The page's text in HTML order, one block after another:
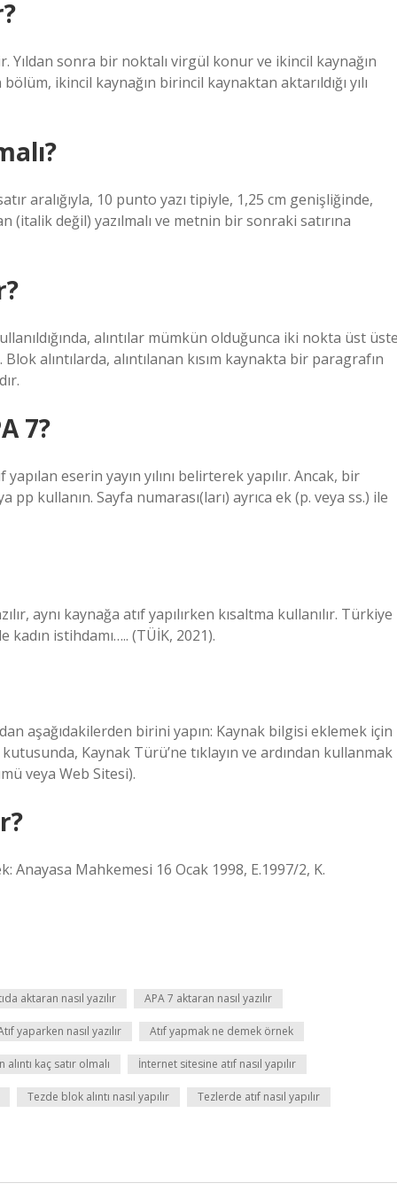
Yıldan sonra bir noktalı virgül konur ve ikincil kaynağın
ikincil kaynağın birincil kaynaktan aktarıldığı yılı
aralığıyla, 10 punto yazı tipiyle, 1,25 cm genişliğinde,
değil) yazılmalı ve metnin bir sonraki satırına
alıntılar mümkün olduğunca iki nokta üst
alıntılarda, alıntılanan kısım kaynakta bir paragrafın
7?
eserin yayın yılını belirterek yapılır. Ancak, bir
pp kullanın. Sayfa numarası(ları) ayrıca ek (p. veya ss.) ile
aynı kaynağa atıf yapılırken kısaltma kullanılır. Türkiye
istihdamı….. (TÜİK, 2021).
aşağıdakilerden birini yapın: Kaynak bilgisi eklemek için
Kaynak Türü’ne tıklayın ve ardından kullanmak
veya Web Sitesi).
Anayasa Mahkemesi 16 Ocak 1998, E.1997/2, K.
aktaran nasıl yazılır APA 7 aktaran nasıl yazılır
yaparken nasıl yazılır Atıf yapmak ne demek örnek
kaç satır olmalı İnternet sitesine atıf nasıl yapılır
Tezde blok alıntı nasıl yapılır Tezlerde atıf nasıl yapılır